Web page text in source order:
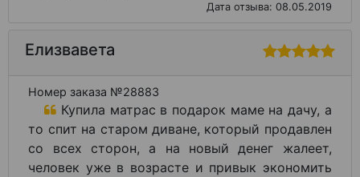
Дата отзыва: 08.05.2019
Елизвавета
Номер заказа №28883
Купила матрас в подарок маме на дачу, а
то спит на старом диване, который продавлен
со всех сторон, а на новый денег жалеет,
человек уже в возрасте и привык экономить